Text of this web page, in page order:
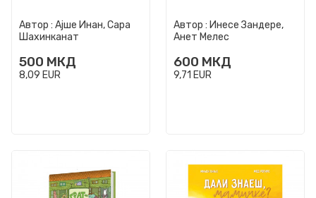
Автор : Ајше Инан, Сара
Шахинканат
500 МКД
8,09 EUR
Автор : Инесе Зандере,
Анет Мелес
600 МКД
9,71 EUR